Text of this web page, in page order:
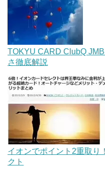
TOKYU CARD ClubQ
さ徹底解説
イオンでポイント2重取り
クト